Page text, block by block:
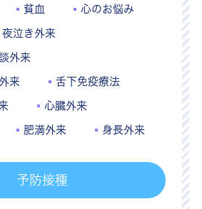
貧血 心のお悩み
夜泣き外来
外来
来 舌下免疫療法
心臓外来
肥満外来 身長外来
予防接種